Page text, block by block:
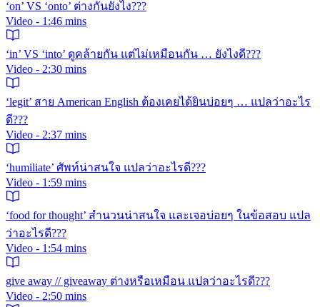
‘on’ VS ‘onto’ ต่างกันยังไง???
Video - 1:46 mins
‘in’ VS ‘into’ ดูคล้ายกัน แต่ไม่เหมือนกัน … ยังไงดี???
Video - 2:30 mins
‘legit’ สาย American English ต้องเคยได้ยินบ่อยๆ … แปลว่าอะไร
ดี???
Video - 2:37 mins
‘humiliate’ ศัพท์น่าสนใจ แปลว่าอะไรดี???
Video - 1:59 mins
‘food for thought’ สำนวนน่าสนใจ และเจอบ่อยๆ ในข้อสอบ แปล
ว่าอะไรดี???
Video - 1:54 mins
give away // giveaway ต่างหรือเหมือน แปลว่าอะไรดี???
Video - 2:50 mins